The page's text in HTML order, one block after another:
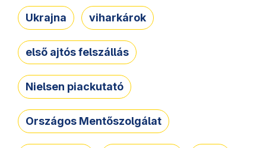
Ukrajna viharkárok
első ajtós felszállás
Nielsen piackutató
Országos Mentőszolgálat